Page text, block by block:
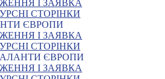
І ЗАЯВКА
СТОРІНКИ
ЄВРОПИ
І ЗАЯВКА
СТОРІНКИ
ЄВРОПИ
І ЗАЯВКА